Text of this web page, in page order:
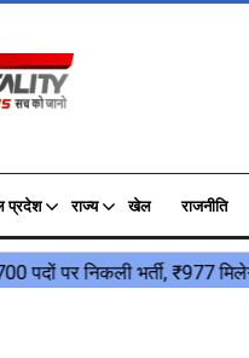
प्रदेश राज्य खेल राजनीति